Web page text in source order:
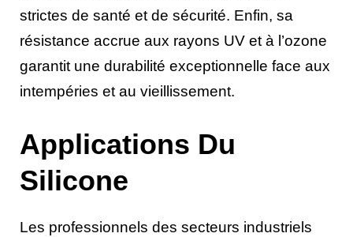
strictes de santé et de sécurité. Enfin, sa
résistance accrue aux rayons UV et à l’ozone
garantit une durabilité exceptionnelle face aux
intempéries et au vieillissement.
Applications Du
Silicone
Les professionnels des secteurs industriels